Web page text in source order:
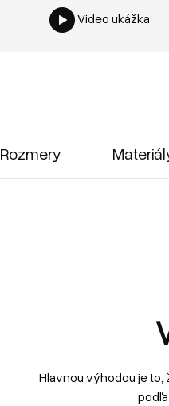
Video ukážka
Rozmery
Hlavnou výhodou je